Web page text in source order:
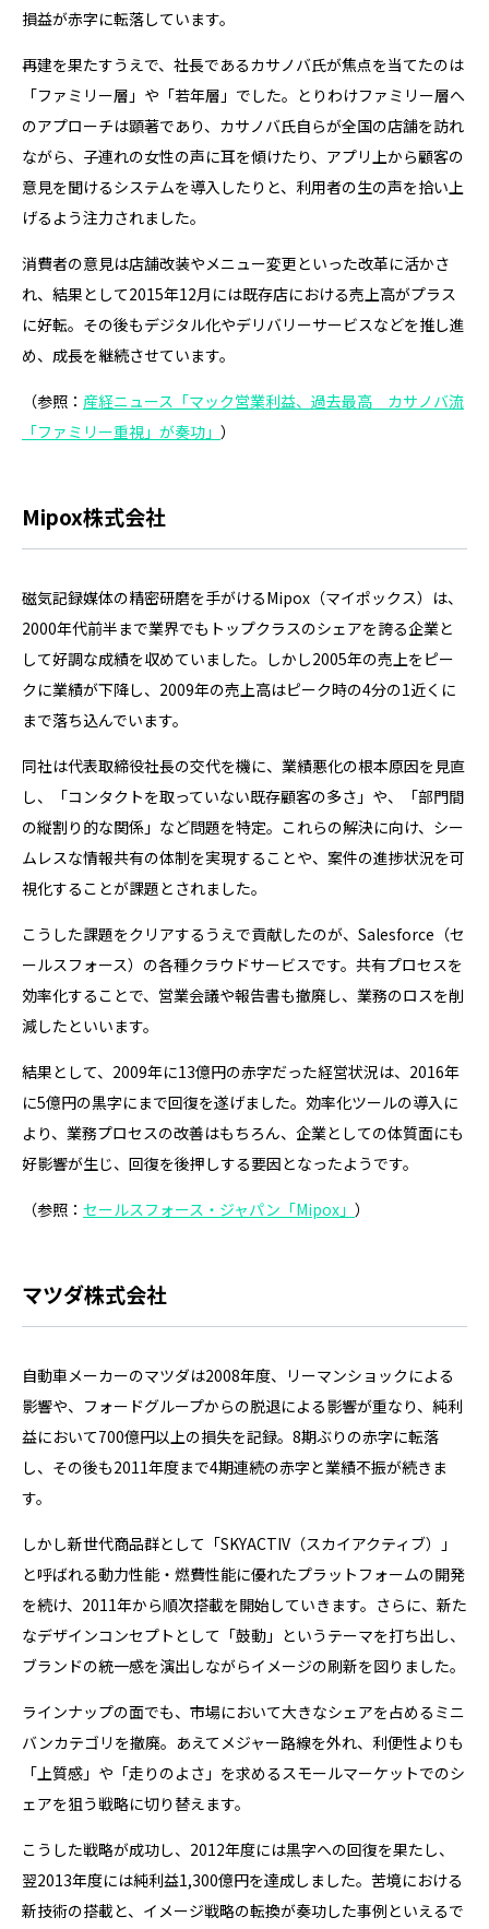
損益が赤字に転落しています。
再建を果たすうえで、社長であるカサノバ氏が焦点を当てたのは
「ファミリー層」や「若年層」でした。とりわけファミリー層へ
のアプローチは顕著であり、カサノバ氏自らが全国の店舗を訪れ
ながら、子連れの女性の声に耳を傾けたり、アプリ上から顧客の
意見を聞けるシステムを導入したりと、利用者の生の声を拾い上
げるよう注力されました。
消費者の意見は店舗改装やメニュー変更といった改革に活かさ
れ、結果として2015年12月には既存店における売上高がプラス
に好転。その後もデジタル化やデリバリーサービスなどを推し進
め、成長を継続させています。
（参照： 産経ニュース「マック営業利益、過去最高 カサノバ流
「ファミリー重視」が奏功」 ）
Mipox株式会社
磁気記録媒体の精密研磨を手がけるMipox（マイポックス）は、
2000年代前半まで業界でもトップクラスのシェアを誇る企業と
して好調な成績を収めていました。しかし2005年の売上をピー
クに業績が下降し、2009年の売上高はピーク時の4分の1近くに
まで落ち込んでいます。
同社は代表取締役社長の交代を機に、業績悪化の根本原因を見直
し、「コンタクトを取っていない既存顧客の多さ」や、「部門間
の縦割り的な関係」など問題を特定。これらの解決に向け、シー
ムレスな情報共有の体制を実現することや、案件の進捗状況を可
視化することが課題とされました。
こうした課題をクリアするうえで貢献したのが、Salesforce（セ
ールスフォース）の各種クラウドサービスです。共有プロセスを
効率化することで、営業会議や報告書も撤廃し、業務のロスを削
減したといいます。
結果として、2009年に13億円の赤字だった経営状況は、2016年
に5億円の黒字にまで回復を遂げました。効率化ツールの導入に
より、業務プロセスの改善はもちろん、企業としての体質面にも
好影響が生じ、回復を後押しする要因となったようです。
（参照： セールスフォース・ジャパン「Mipox」 ）
マツダ株式会社
自動車メーカーのマツダは2008年度、リーマンショックによる
影響や、フォードグループからの脱退による影響が重なり、純利
益において700億円以上の損失を記録。8期ぶりの赤字に転落
し、その後も2011年度まで4期連続の赤字と業績不振が続きま
す。
しかし新世代商品群として「SKYACTIV（スカイアクティブ）」
と呼ばれる動力性能・燃費性能に優れたプラットフォームの開発
を続け、2011年から順次搭載を開始していきます。さらに、新た
なデザインコンセプトとして「鼓動」というテーマを打ち出し、
ブランドの統一感を演出しながらイメージの刷新を図りました。
ラインナップの面でも、市場において大きなシェアを占めるミニ
バンカテゴリを撤廃。あえてメジャー路線を外れ、利便性よりも
「上質感」や「走りのよさ」を求めるスモールマーケットでのシ
ェアを狙う戦略に切り替えます。
こうした戦略が成功し、2012年度には黒字への回復を果たし、
翌2013年度には純利益1,300億円を達成しました。苦境における
新技術の搭載と、イメージ戦略の転換が奏功した事例といえるで